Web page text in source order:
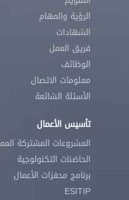
الرؤية والمهام
الشهادات
فريق العمل
الوظائف
معلومات الاتصال
الأسئلة الشائعة
تأسيس الأعمال
المشروعات المشتركة
الحاضنات التكنولوجية
برنامج محفزات الأعمال
ESITIP